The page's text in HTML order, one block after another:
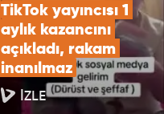
TikTok yayıncısı 1
aylık kazancını
açıkladı, rakam
inanılmaz
İZLE